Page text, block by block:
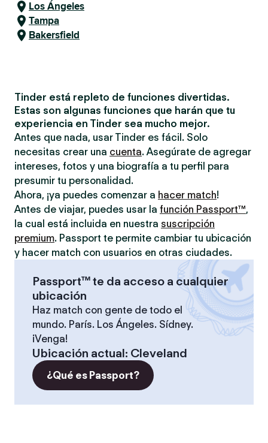
Los Ángeles
Tampa
Bakersfield
Tinder está repleto de funciones divertidas.
Estas son algunas funciones que harán que tu
experiencia en Tinder sea mucho mejor.
Antes que nada, usar Tinder es fácil. Solo
necesitas crear una cuenta. Asegúrate de agregar
intereses, fotos y una biografía a tu perfil para
presumir tu personalidad.
Ahora, ¡ya puedes comenzar a hacer match!
Antes de viajar, puedes usar la función Passport™,
la cual está incluida en nuestra suscripción
premium. Passport te permite cambiar tu ubicación
y hacer match con usuarios en otras ciudades.
Passport™ te da acceso a cualquier
ubicación
Haz match con gente de todo el
mundo. París. Los Ángeles. Sídney.
¡Venga!
Ubicación actual: Cleveland
¿Qué es Passport?